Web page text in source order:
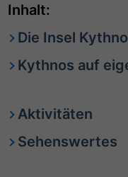
Inhalt:
Die Insel
Kythnos auf
Aktivitäten
Sehenswertes